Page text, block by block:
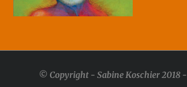
© Copyright - Sabine Koschier 2018 -